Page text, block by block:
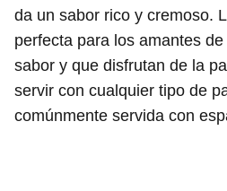
da un sabor rico y cremoso.
perfecta para los amantes
sabor y que disfrutan de la
servir con cualquier tipo de
comúnmente servida con